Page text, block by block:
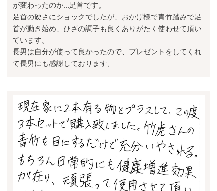
が変わったのか...足首です。
足首の硬さにショックでしたが、おかげ様で青竹踏みで足
首が動き始め、ひざの調子も良くありがたく使わせて頂い
ています。
長男は自分が使って良かったので、プレゼントをしてくれ
て長男にも感謝しております。